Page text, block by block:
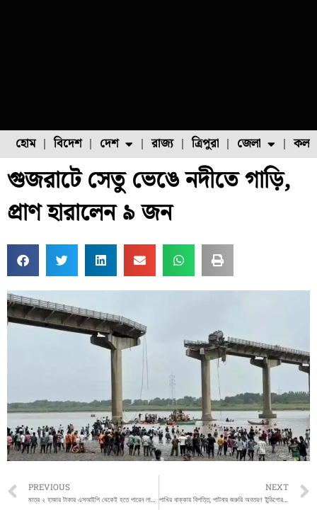
হোম বিদেশ দেশ
ফুল চাষ ফল চাষ মাছ চাষ পোল্ট্রি চাষ
রাজ্য ত্রিপুরা জেলা
উত্তর ২৪ পরগনা
গুজরাটে সেতু ভেঙে নদীতে গাড়ি,
প্রাণ হারালেন ৯ জন
Prev
PREVIOUS
মাত্র ২ হাজার টাকার এসআইপি থেকেই হতে পারেন লাখপতি, জানালেন বিশেষজ্ঞরা
NEXT
পাখির ধাক্কায় বিপত্তি, পাটনায় জরুরি অবতরণ ইন্ডিগোর বিমানের